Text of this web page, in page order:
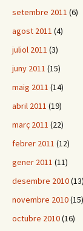
setembre 2011 (6)
agost 2011 (4)
juliol 2011 (3)
juny 2011 (15)
maig 2011 (14)
abril 2011 (19)
març 2011 (22)
febrer 2011 (12)
gener 2011 (11)
desembre 2010(13)
novembre 2010(15)
octubre 2010(16)